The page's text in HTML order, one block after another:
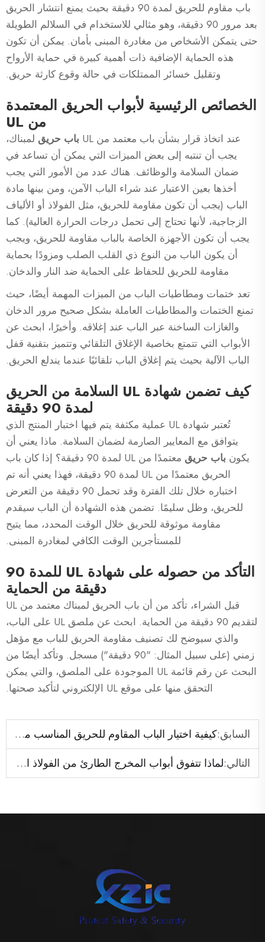
باب مقاوم للحريق لمدة 90 دقيقة بحيث يمنع انتشار الحريق
بعد مرور 90 دقيقة، وهو مثالي للاستخدام في السلالم الطويلة
حتى يتمكن الأشخاص من مغادرة المبنى بأمان. يمكن أن تكون
هذه الحماية الإضافية ذات أهمية كبيرة في حماية الأرواح
وتقليل خسائر الممتلكات في حالة وقوع كارثة حريق.
الخصائص الرئيسية لأبواب الحريق المعتمدة
من UL
عند اتخاذ قرار بشأن باب معتمد من UL باب حريق لمبناك،
يجب أن تنتبه إلى بعض الميزات التي يمكن أن تساعد في
ضمان السلامة والوظائف. هناك عدد من الأمور التي يجب
أخذها بعين الاعتبار عند شراء الباب الآمن، ومن بينها مادة
الباب (يجب أن تكون مقاومة للحريق، مثل الفولاذ أو الألياف
الزجاجية، لأنها تحتاج إلى تحمل درجات الحرارة العالية). كما
يجب أن تكون الأجهزة الخاصة بالباب مقاومة للحريق، ويجب
أن يكون الباب من النوع ذي القلب الصلب ومزودًا بحماية
مقاومة للحريق للحفاظ على الحماية ضد النار والدخان.
تعد ختمات ومطاطيات الباب من الميزات المهمة أيضًا، حيث
تمنع الختمات والمطاطيات العاملة بشكل صحيح مرور الدخان
والغازات الساخنة عبر الباب عند إغلاقه. وأخيرًا، ابحث عن
الأبواب التي تتمتع بخاصية الإغلاق التلقائي وتتميز بتقنية قفل
الباب الآلية بحيث يتم إغلاق الباب تلقائيًا عندما يندلع الحريق.
كيف تضمن شهادة UL السلامة من الحريق
لمدة 90 دقيقة
تُعتبر شهادة UL عملية مكثفة يتم فيها اختبار المنتج الذي
يتوافق مع المعايير الصارمة لضمان السلامة. ماذا يعني أن
يكون باب حريق
معتمدًا من UL لمدة 90 دقيقة؟ إذا كان باب
الحريق معتمدًا من UL لمدة 90 دقيقة، فهذا يعني أنه تم
اختباره خلال تلك الفترة وقد تحمل 90 دقيقة من التعرض
للحريق، وظل سليمًا. تضمن هذه الشهادة أن الباب سيقدم
مقاومة موثوقة للحريق خلال الوقت المحدد، مما يتيح
للمستأجرين الوقت الكافي لمغادرة المبنى.
التأكد من حصوله على شهادة UL للمدة 90
دقيقة من الحماية
قبل الشراء، تأكد من أن باب الحريق لمبناك معتمد من UL
لتقديم 90 دقيقة من الحماية. ابحث عن ملصق UL على الباب،
والذي سيوضح لك تصنيف مقاومة الحريق للباب مع مؤهل
زمني (على سبيل المثال: "90 دقيقة") مسجل. وتأكد أيضًا من
البحث عن رقم قائمة UL الموجودة على الملصق، والتي يمكن
التحقق منها على موقع UL الإلكتروني لتأكيد صحتها.
السابق:كيفية اختيار الباب المقاوم للحريق المناسب مع زجاج لمشروعك؟
التالي:لماذا تتفوق أبواب المخرج الطارئ من الفولاذ المقاوم للصدأ على الخيارات التقليدية